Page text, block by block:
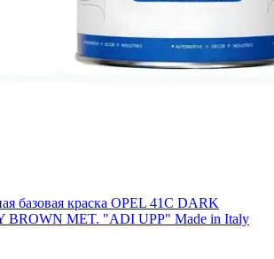
базовая краска OPEL 41C DARK
BROWN MET. "ADI UPP" Made in Italy